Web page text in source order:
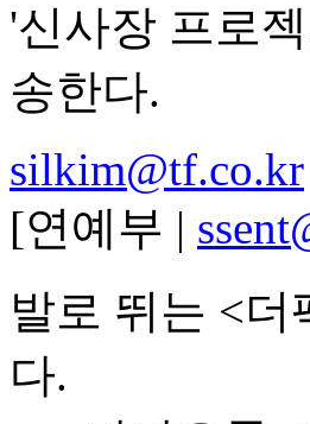
'신사장 프로
송한다.
silkim@tf.co.kr
[연예부 |
발로 뛰는 <
다.